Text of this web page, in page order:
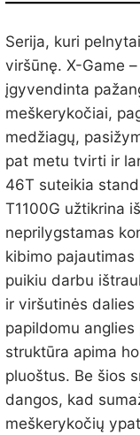
Serija, kuri
viršūnę. X-Game
įgyvendinta
meškerykočiai,
medžiagų,
pat metu tvirti ir
46T suteikia
T1100G užtikrina
neprilygstamas
kibimo
puikiu darbu
ir viršutinės
papildomu
struktūra apima
pluoštus. Be šios
dangos, kad
meškerykočių